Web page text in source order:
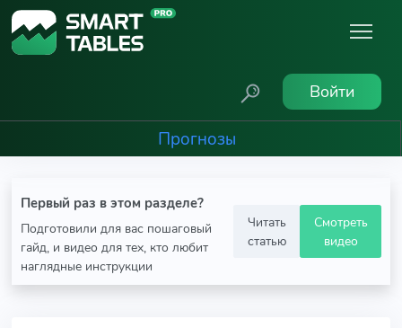
Войти
Прогнозы
Первый раз в этом разделе?
Подготовили для вас пошаговый
гайд, и видео для тех, кто любит
наглядные инструкции
Читать
статью
Смотреть
видео